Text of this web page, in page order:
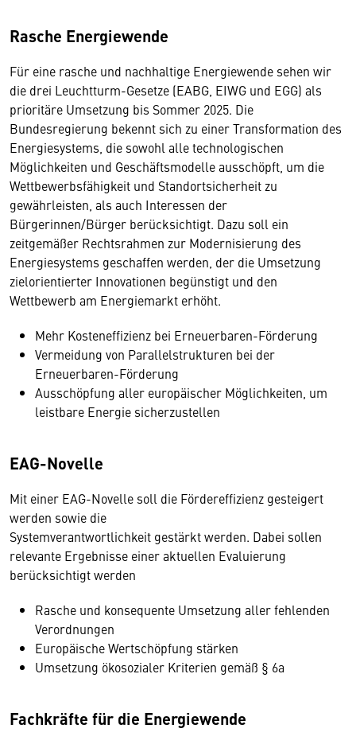
Rasche Energiewende
Für eine rasche und nachhaltige Energiewende sehen wir
die drei Leuchtturm-Gesetze (EABG, EIWG und EGG) als
prioritäre Umsetzung bis Sommer 2025. Die
Bundesregierung bekennt sich zu einer Transformation des
Energiesystems, die sowohl alle technologischen
Möglichkeiten und Geschäftsmodelle ausschöpft, um die
Wettbewerbsfähigkeit und Standortsicherheit zu
gewährleisten, als auch Interessen der
Bürgerinnen/Bürger berücksichtigt. Dazu soll ein
zeitgemäßer Rechtsrahmen zur Modernisierung des
Energiesystems geschaffen werden, der die Umsetzung
zielorientierter Innovationen begünstigt und den
Wettbewerb am Energiemarkt erhöht.
Mehr Kosteneffizienz bei Erneuerbaren-Förderung
Vermeidung von Parallelstrukturen bei der
Erneuerbaren-Förderung
Ausschöpfung aller europäischer Möglichkeiten, um
leistbare Energie sicherzustellen
EAG-Novelle
Mit einer EAG-Novelle soll die Fördereffizienz gesteigert
werden sowie die
Systemverantwortlichkeit gestärkt werden. Dabei sollen
relevante Ergebnisse einer aktuellen Evaluierung
berücksichtigt werden
Rasche und konsequente Umsetzung aller fehlenden
Verordnungen
Europäische Wertschöpfung stärken
Umsetzung ökosozialer Kriterien gemäß § 6a
Fachkräfte für die Energiewende